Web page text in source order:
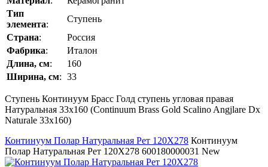
Тип
элемента:
Ступень
Страна:
Россия
Фабрика:
Италон
Длина, см:
160
Ширина, см: 33
Ступень Континуум Брасс Голд ступень угловая правая
Натуральная 33x160 (Continuum Brass Gold Scalino Angjlare Dх
Naturale 33x160)
Континуум Полар Натуральная Рет 120Х278 Континуум
Полар Натуральная Рет 120Х278 600180000031 New